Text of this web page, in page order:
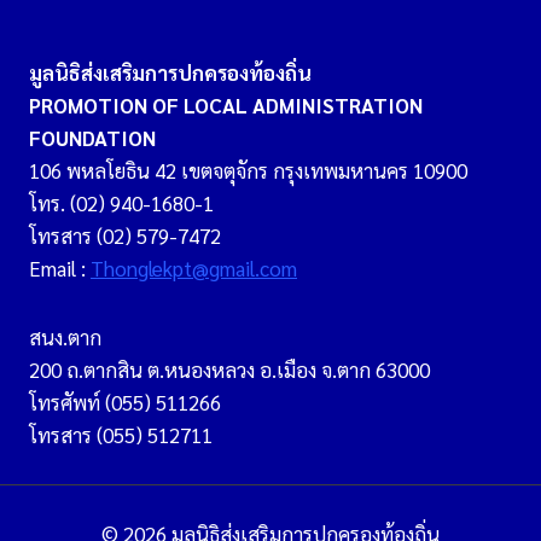
มูลนิธิส่งเสริมการปกครองท้องถิ่น
PROMOTION OF LOCAL ADMINISTRATION
FOUNDATION
106 พหลโยธิน 42 เขตจตุจักร กรุงเทพมหานคร 10900
โทร. (02) 940-1680-1
โทรสาร (02) 579-7472
Email : Thonglekpt@gmail.com
สนง.ตาก
200 ถ.ตากสิน ต.หนองหลวง อ.เมือง จ.ตาก 63000
โทรศัพท์ (055) 511266
โทรสาร (055) 512711
© 2026 มูลนิธิส่งเสริมการปกครองท้องถิ่น